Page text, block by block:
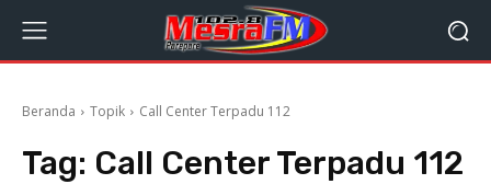
Beranda Topik Call Center Terpadu 112
Tag: Call Center Terpadu 112